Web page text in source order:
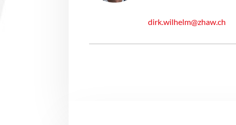
dirk.wilhelm@zhaw.ch